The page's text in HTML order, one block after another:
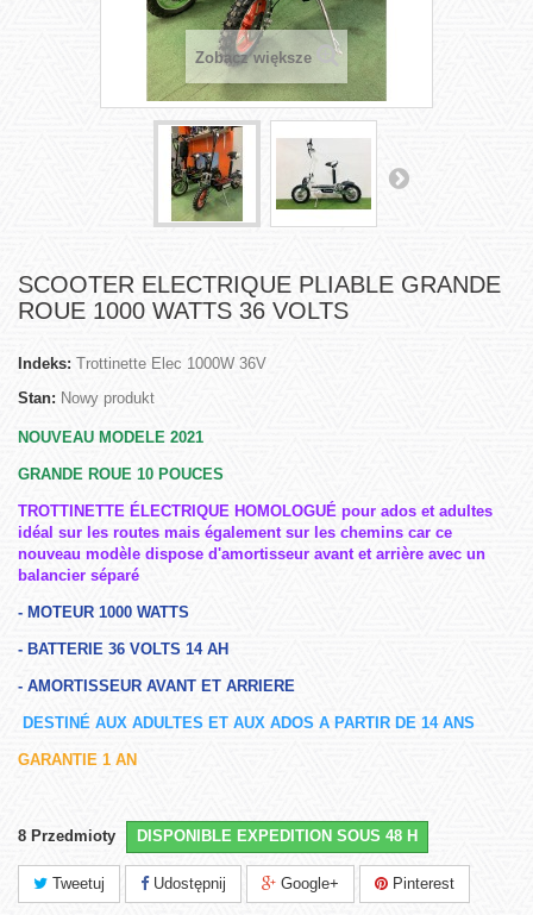
Zobacz większe
SCOOTER ELECTRIQUE PLIABLE GRANDE
ROUE 1000 WATTS 36 VOLTS
Indeks: Trottinette Elec 1000W 36V
Stan: Nowy produkt
NOUVEAU MODELE 2021
GRANDE ROUE 10 POUCES
TROTTINETTE ÉLECTRIQUE HOMOLOGUÉ pour ados et adultes
idéal sur les routes mais également sur les chemins car ce
nouveau modèle dispose d'amortisseur avant et arrière avec un
balancier séparé
- MOTEUR 1000 WATTS
- BATTERIE 36 VOLTS 14 AH
- AMORTISSEUR AVANT ET ARRIERE
DESTINÉ AUX ADULTES ET AUX ADOS A PARTIR DE 14 ANS
GARANTIE 1 AN
8 Przedmioty DISPONIBLE EXPEDITION SOUS 48 H
Tweetuj Udostępnij Google+ Pinterest